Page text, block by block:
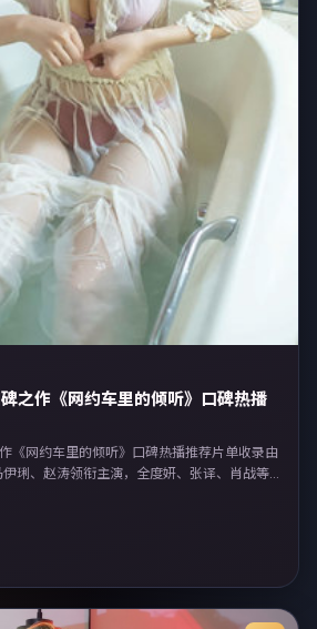
之作《网约车里的倾听》口碑热播
《网约车里的倾听》口碑热播推荐片单收录由
琍、赵涛领衔主演，全度妍、张译、肖战等联
主线，融合美国本土叙事与人物弧光，适合检
陆流媒体与电视端。影片在节奏、摄影与配乐
单推荐、影评长文与专题策划的引用素材。